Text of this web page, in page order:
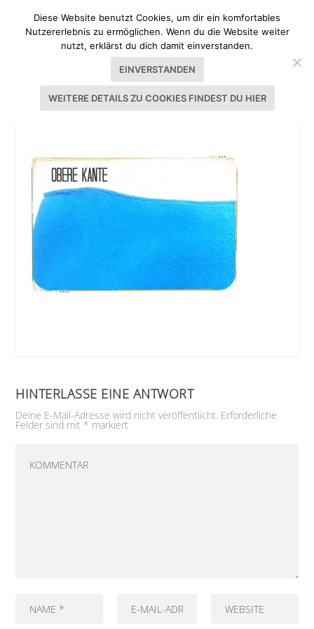
KRAGEN BETHIOUA SNOW-EDITION
HINTERLASSE EINE ANTWORT
Deine E-Mail-Adresse wird nicht veröffentlicht. Erforderliche
Felder sind mit * markiert
Diese Website benutzt Cookies, um dir ein komfortables
Nutzererlebnis zu ermöglichen. Wenn du die Website weiter
nutzt, erklärst du dich damit einverstanden.
EINVERSTANDEN
WEITERE DETAILS ZU COOKIES FINDEST DU HIER